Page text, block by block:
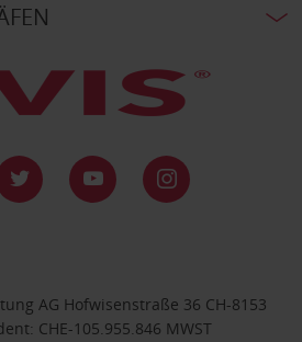
AG Hofwisenstraße 36 CH-8153
CHE-105.955.846 MWST